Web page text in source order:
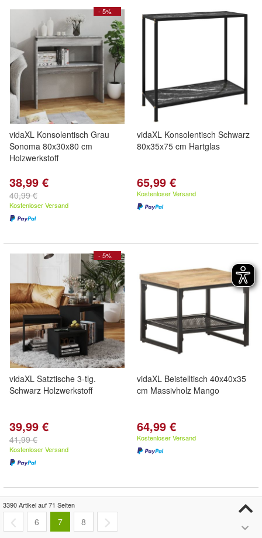
- 5%
vidaXL Konsolentisch Grau
Sonoma 80x30x80 cm
Holzwerkstoff
38,99 €
40,99 €
Kostenloser Versand
vidaXL Konsolentisch Schwarz
80x35x75 cm Hartglas
65,99 €
Kostenloser Versand
- 5%
vidaXL Satztische 3-tlg.
Schwarz Holzwerkstoff
39,99 €
41,99 €
Kostenloser Versand
vidaXL Beistelltisch 40x40x35
cm Massivholz Mango
64,99 €
Kostenloser Versand
3390 Artikel auf 71 Seiten
6 7 8